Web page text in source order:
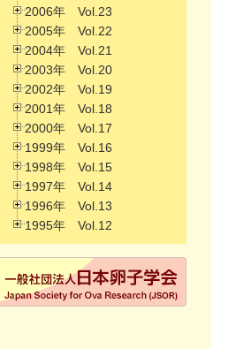
2006年 Vol.23
2005年 Vol.22
2004年 Vol.21
2003年 Vol.20
2002年 Vol.19
2001年 Vol.18
2000年 Vol.17
1999年 Vol.16
1998年 Vol.15
1997年 Vol.14
1996年 Vol.13
1995年 Vol.12